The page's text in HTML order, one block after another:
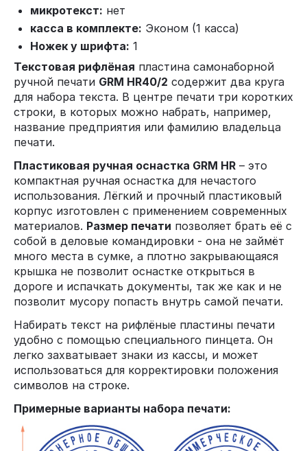
микротекст: нет
касса в комплекте: Эконом (1 касса)
Ножек у шрифта: 1
Текстовая рифлёная пластина самонаборной
ручной печати GRM HR40/2 содержит два круга
для набора текста. В центре печати три коротких
строки, в которых можно набрать, например,
название предприятия или фамилию владельца
печати.
Пластиковая ручная оснастка GRM HR – это
компактная ручная оснастка для нечастого
использования. Лёгкий и прочный пластиковый
корпус изготовлен с применением современных
материалов. Размер печати позволяет брать её с
собой в деловые командировки - она не займёт
много места в сумке, а плотно закрывающаяся
крышка не позволит оснастке открыться в
дороге и испачкать документы, так же как и не
позволит мусору попасть внутрь самой печати.
Набирать текст на рифлёные пластины печати
удобно с помощью специального пинцета. Он
легко захватывает знаки из кассы, и может
использоваться для корректировки положения
символов на строке.
Примерные варианты набора печати: